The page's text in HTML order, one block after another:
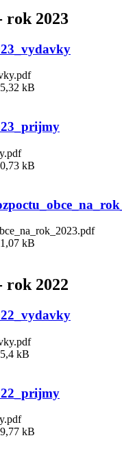
rok 2023
kB
kB
kB
rok 2022
kB
kB